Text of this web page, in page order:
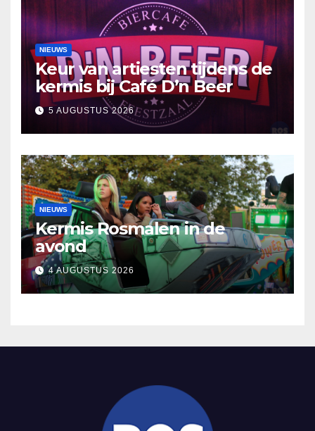
NIEUWS
Keur van artiesten tijdens de
kermis bij Café D’n Beer
5 AUGUSTUS 2026
NIEUWS
Kermis Rosmalen in de
avond
4 AUGUSTUS 2026